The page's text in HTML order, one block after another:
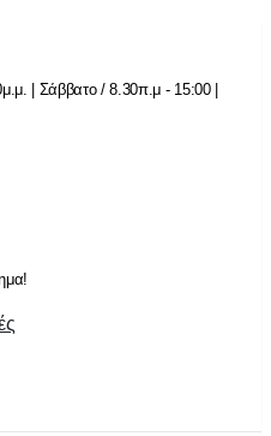
| Σάββατο / 8.30π.μ - 15:00 |